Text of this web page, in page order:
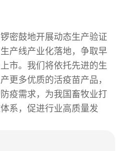
密鼓地开展动态生产验证
产线产业化落地，争取早
市。我们将依托先进的生
更多优质的活疫苗产品，
疫需求，为我国畜牧业打
系，促进行业高质量发